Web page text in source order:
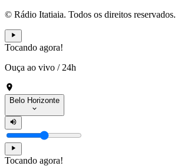
© Rádio Itatiaia. Todos os direitos reservados.
Tocando agora!
Ouça ao vivo / 24h
Belo Horizonte
Tocando agora!